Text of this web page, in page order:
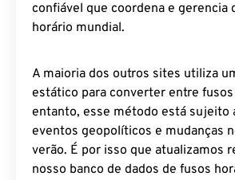
confiável que coordena e gerencia
horário mundial.
A maioria dos outros sites utiliza
estático para converter entre
entanto, esse método está sujeito
eventos geopolíticos e mudanças
verão. É por isso que atualizamos
nosso banco de dados de fusos